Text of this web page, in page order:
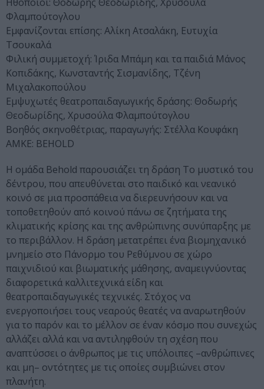
Φλαμπούτογλου
Εμφανίζονται επίσης: Αλίκη Ατσαλάκη, Ευτυχία
Τσουκαλά
Φιλική συμμετοχή: Ίριδα Μπάμη και τα παιδιά Μάνος
Κοπιδάκης, Κωνσταντής Σισμανίδης, Τζένη
Μιχαλακοπούλου
Εμψυχωτές θεατροπαιδαγωγικής δράσης: Θοδωρής
Θεοδωρίδης, Χρυσούλα Φλαμπούτογλου
Βοηθός σκηνοθέτριας, παραγωγής: Στέλλα Κουφάκη
ΑΜΚΕ: BEHOLD
Η ομάδα Behold παρουσιάζει τη δράση Το μυστικό του
δέντρου, που απευθύνεται στο παιδικό και νεανικό
κοινό σε μια προσπάθεια να διερευνήσουν και να
τοποθετηθούν από κοινού πάνω σε ζητήματα της
κλιματικής κρίσης και της ανθρώπινης συνύπαρξης με
το περιβάλλον. Η δράση μετατρέπει ένα βιομηχανικό
μνημείο στο Πάνορμο του Ρεθύμνου σε χώρο
παιχνιδιού και βιωματικής μάθησης, αναμειγνύοντας
διαφορετικά καλλιτεχνικά είδη και
θεατροπαιδαγωγικές τεχνικές. Στόχος να
ενεργοποιήσει τους νεαρούς θεατές να αναρωτηθούν
για το παρόν και το μέλλον σε έναν κόσμο που συνεχώς
αλλάζει αλλά και να αντιληφθούν τη σχέση που
αναπτύσσει ο άνθρωπος με τις υπόλοιπες –ανθρώπινες
και μη– οντότητες με τις οποίες συμβιώνει στον
πλανήτη.